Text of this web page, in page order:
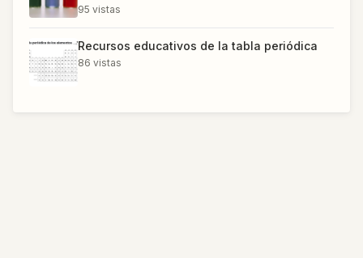
95 vistas
Recursos educativos de la tabla periódica
86 vistas